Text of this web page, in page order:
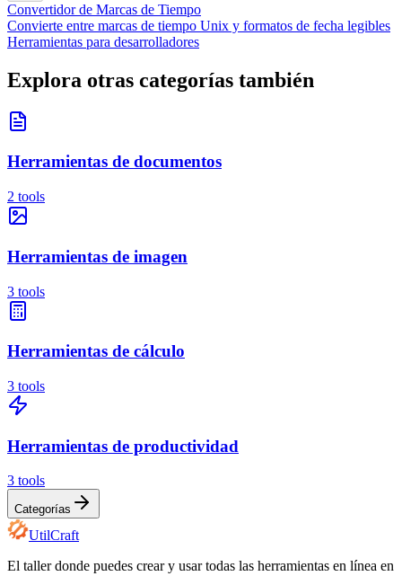
Convertidor de Marcas de Tiempo
Convierte entre marcas de tiempo Unix y formatos de fecha legibles
Herramientas para desarrolladores
Explora otras categorías también
Herramientas de documentos
2 tools
Herramientas de imagen
3 tools
Herramientas de cálculo
3 tools
Herramientas de productividad
3 tools
Categorías
UtilCraft
El taller donde puedes crear y usar todas las herramientas en línea en